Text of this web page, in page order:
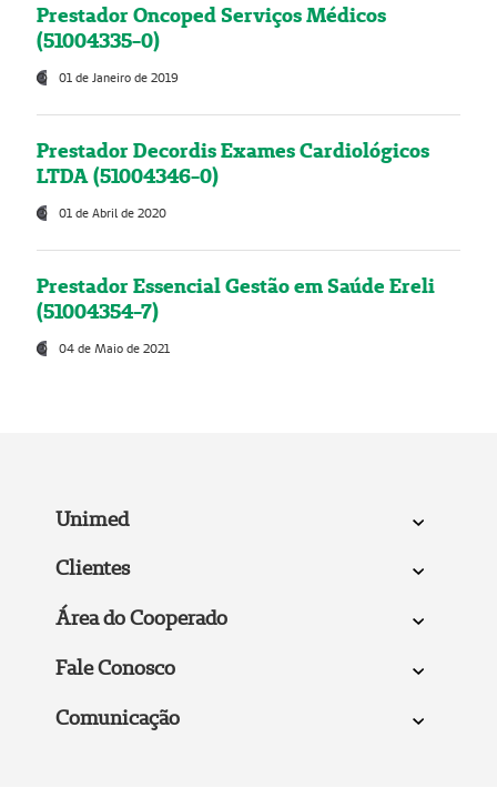
Prestador Oncoped Serviços Médicos
(51004335-0)
01 de Janeiro de 2019
Prestador Decordis Exames Cardiológicos
LTDA (51004346-0)
01 de Abril de 2020
Prestador Essencial Gestão em Saúde Ereli
(51004354-7)
04 de Maio de 2021
Unimed
Clientes
Área do Cooperado
Fale Conosco
Comunicação